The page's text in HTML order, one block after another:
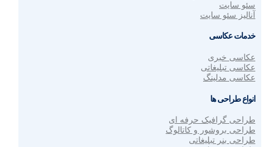
سئو سایت
آنالیز سئو سایت
خدمات عکاسی
عکاسی خبری
عکاسی تبلیغاتی
عکاسی مدلینگ
انواع طراحی ها
طراحی گرافیک حرفه ای
طراحی بروشور و کاتالوگ
طراحی بنر تبلیغاتی